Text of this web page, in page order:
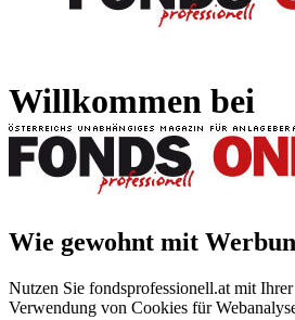
Willkommen bei
Wie gewohnt mit
Nutzen Sie fondsprofessionell.at mit
Verwendung von Cookies für